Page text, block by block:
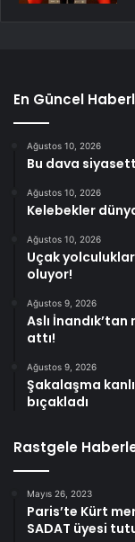
En Güncel
Ağustos 10, 2026
Bu dava
Ağustos 10, 2026
Kelebekler
Ağustos 10, 2026
Uçak
oluyor!
Ağustos 9, 2026
Aslı
attı!
Ağustos 9, 2026
Şakalaşma
bıçakladı
Rastgele
Mayıs 26, 2023
Paris’te Kürt
SADAT üyesi